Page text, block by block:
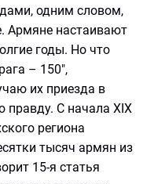
одним словом,
Армяне настаивают
годы. Но что
– 150",
их приезда в
правду. С начала XIX
региона
тысяч армян из
15-я статья